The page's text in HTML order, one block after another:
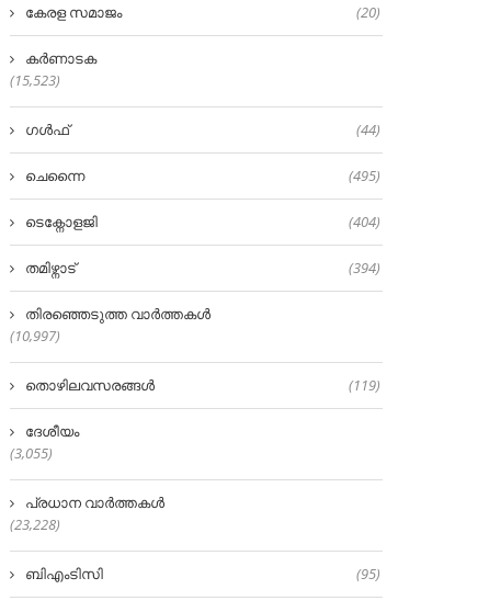
കേരള സമാജം (20)
കർണാടക
(15,523)
ഗൾഫ് (44)
ചെന്നൈ (495)
ടെക്നോളജി (404)
തമിഴ്നാട് (394)
തിരഞ്ഞെടുത്ത വാർത്തകൾ
(10,997)
തൊഴിലവസരങ്ങൾ (119)
ദേശീയം
(3,055)
പ്രധാന വാർത്തകൾ
(23,228)
ബിഎംടിസി (95)